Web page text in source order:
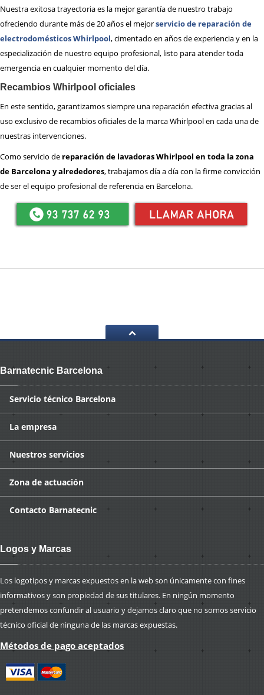
Nuestra exitosa trayectoria es la mejor garantía de nuestro trabajo
ofreciendo durante más de 20 años el mejorservicio de reparación de
electrodomésticos Whirlpool, cimentado en años de experiencia y en la
especialización de nuestro equipo profesional, listo para atender toda
emergencia en cualquier momento del día.
Recambios Whirlpool oficiales
En este sentido, garantizamos siempre una reparación efectiva gracias al
uso exclusivo de recambios oficiales de la marca Whirlpool en cada una de
nuestras intervenciones.
Como servicio de reparación de lavadoras Whirlpool en toda la zona
de Barcelona y alrededores, trabajamos día a día con la firme convicción
de ser el equipo profesional de referencia en Barcelona.
Barnatecnic Barcelona
Servicio técnico Barcelona
La empresa
Nuestros servicios
Zona de actuación
Contacto Barnatecnic
Logos y Marcas
Los logotipos y marcas expuestos en la web son únicamente con fines
informativos y son propiedad de sus titulares. En ningún momento
pretendemos confundir al usuario y dejamos claro que no somos servicio
técnico oficial de ninguna de las marcas expuestas.
Métodos de pago aceptados